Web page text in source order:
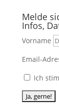
Melde
Infos,
Vorname
Email-
Ich